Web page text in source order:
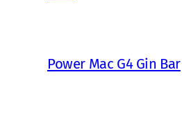
Power Mac G4 Gin Bar